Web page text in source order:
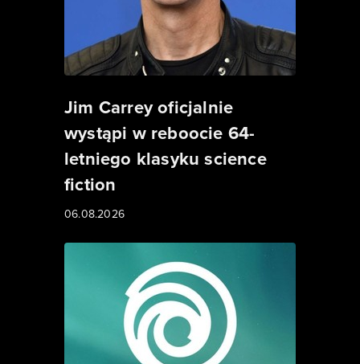
Jim Carrey oficjalnie
wystąpi w reboocie 64-
letniego klasyku science
fiction
06.08.2026